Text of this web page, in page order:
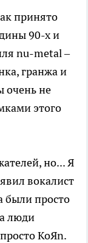
принято
90-х и
nu-metal –
гранжа и
очень не
этого
но... Я
вокалист
были просто
люди
KoЯn.